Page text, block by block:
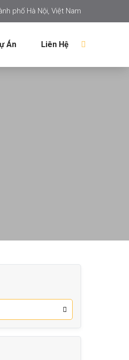
phố Hà Nội, Việt Nam
Án Liên Hệ